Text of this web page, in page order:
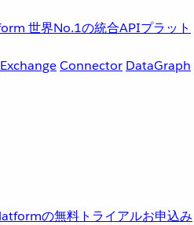
世界No.1の統合APIプラット
ExchangeConnector DataGraph
の無料トライアルお申込み